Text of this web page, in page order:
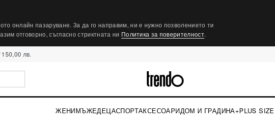
онлайн пазаруване. За да го направим, ни е нужно позволението ти
отговорно, съгласно стриктната ни Политика за поверителност.
лв.
ЖЕНИМЪЖЕДЕЦАСПОРТАКСЕСОАРИДОМ И ГРАДИНА+PLUS SIZE